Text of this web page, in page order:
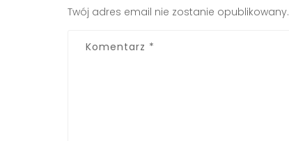
Twój adres email nie zostanie opublikowany.